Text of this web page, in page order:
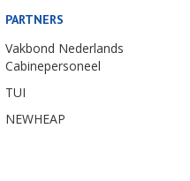
PARTNERS
Vakbond Nederlands
Cabinepersoneel
TUI
NEWHEAP